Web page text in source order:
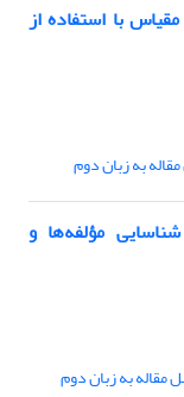
با استفاده از
به زبان دوم
مؤلفه‌ها و
مقاله به زبان دوم